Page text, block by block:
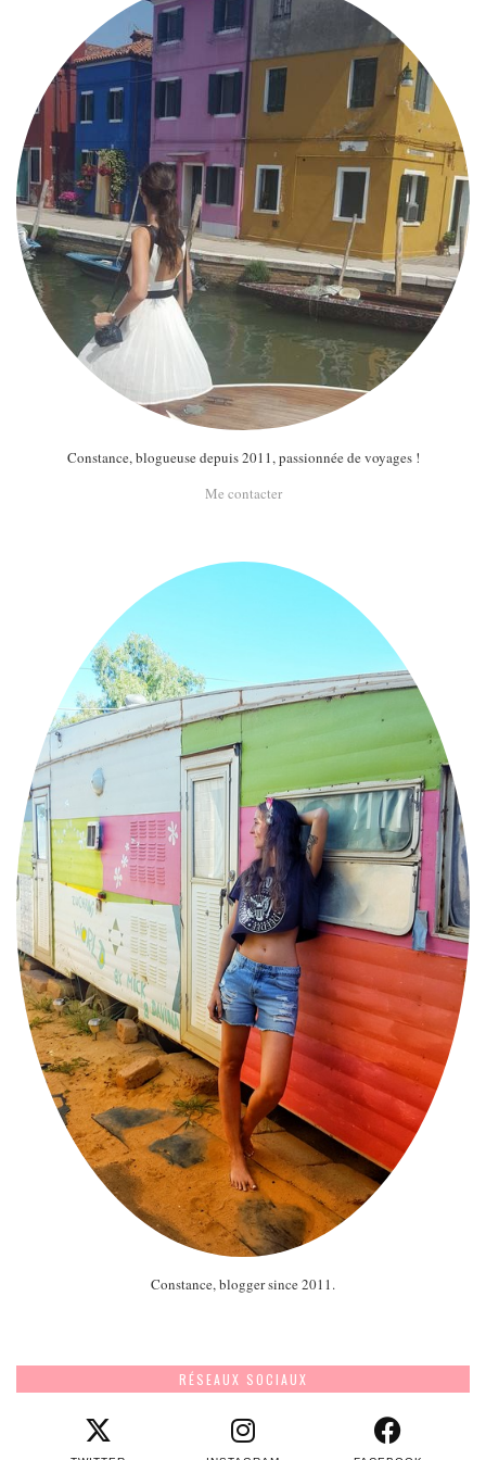
BEAUTÉ
DIVERSES BOX
LIFESTYLE
ME CONTACTER
A PROPOS
PARUTIONS ET PARTENARIATS
Constance, blogueuse depuis 2011, passionnée de voyages !
Me contacter
Constance, blogger since 2011.
RÉSEAUX SOCIAUX